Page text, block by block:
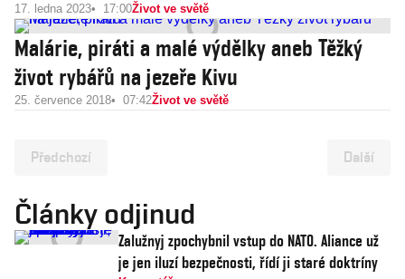
17. ledna 2023 17:00Život ve světě
Malárie, piráti a malé výdělky aneb Těžký
život rybářů na jezeře Kivu
25. července 2018 07:42Život ve světě
Předchozí Další
Články odjinud
Zalužnyj zpochybnil vstup do NATO. Aliance už
je jen iluzí bezpečnosti, řídí ji staré doktríny